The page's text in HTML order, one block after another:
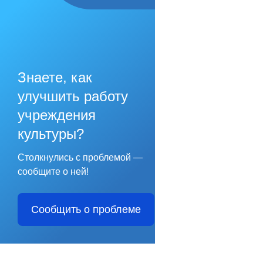
Знаете, как
улучшить работу
учреждения
культуры?
Столкнулись с проблемой —
сообщите о ней!
Сообщить о проблеме